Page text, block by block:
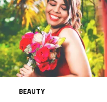
BEAUTY